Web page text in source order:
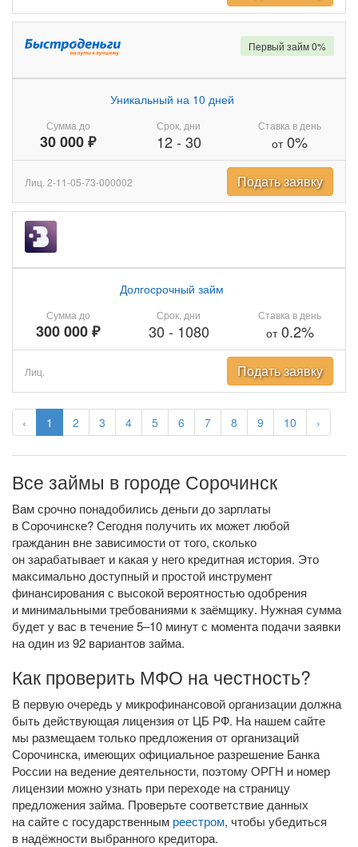
‹ 1 2 3 4 5 6 7 8 9 10 ›
Сумма до
30 000 ₽
Уникальный на 10 дней
Срок, дни
12- 30
Ставка в день
от0%
Первый займ 0%
Лиц. 2-11-05-73-000002 Подать заявку
Сумма до
300 000 ₽
Долгосрочный займ
Срок, дни
30 - 1080
Ставка в день
от0.2%
Лиц. Подать заявку
Все займы в городе Сорочинск
Вам срочно понадобились деньги до зарплаты
в Сорочинске? Сегодня получить их может любой
гражданин вне зависимости от того, сколько
он зарабатывает и какая у него кредитная история. Это
максимально доступный и простой инструмент
финансирования с высокой вероятностью одобрения
и минимальными требованиями к заёмщику. Нужная сумма
будет у вас в течение 5–10 минут с момента подачи заявки
на один из 92 вариантов займа.
Как проверить МФО на честность?
В первую очередь у микрофинансовой организации должна
быть действующая лицензия от ЦБ РФ. На нашем сайте
мы размещаем только предложения от организаций
Сорочинска, имеющих официальное разрешение Банка
России на ведение деятельности, поэтому ОРГН и номер
лицензии можно узнать при переходе на страницу
предложения займа. Проверьте соответствие данных
на сайте с государственным реестром, чтобы убедиться
в надёжности выбранного кредитора.